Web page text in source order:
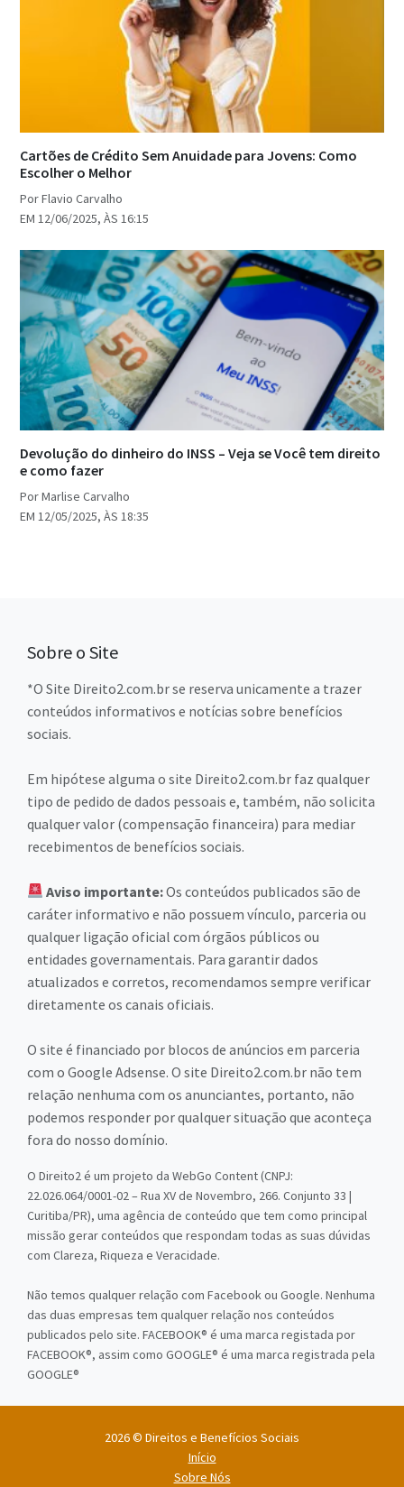
Cartões de Crédito Sem Anuidade para Jovens: Como
Escolher o Melhor
Por Flavio Carvalho
EM 12/06/2025, ÀS 16:15
Devolução do dinheiro do INSS – Veja se Você tem direito
e como fazer
Por Marlise Carvalho
EM 12/05/2025, ÀS 18:35
Sobre o Site
*O Site Direito2.com.br se reserva unicamente a trazer
conteúdos informativos e notícias sobre benefícios
sociais.
Em hipótese alguma o site Direito2.com.br faz qualquer
tipo de pedido de dados pessoais e, também, não solicita
qualquer valor (compensação financeira) para mediar
recebimentos de benefícios sociais.
Aviso importante:Os conteúdos publicados são de
caráter informativo e não possuem vínculo, parceria ou
qualquer ligação oficial com órgãos públicos ou
entidades governamentais. Para garantir dados
atualizados e corretos, recomendamos sempre verificar
diretamente os canais oficiais.
O site é financiado por blocos de anúncios em parceria
com o Google Adsense. O site Direito2.com.br não tem
relação nenhuma com os anunciantes, portanto, não
podemos responder por qualquer situação que aconteça
fora do nosso domínio.
O Direito2 é um projeto da WebGo Content (CNPJ:
22.026.064/0001-02 – Rua XV de Novembro, 266. Conjunto 33 |
Curitiba/PR), uma agência de conteúdo que tem como principal
missão gerar conteúdos que respondam todas as suas dúvidas
com Clareza, Riqueza e Veracidade.
Não temos qualquer relação com Facebook ou Google. Nenhuma
das duas empresas tem qualquer relação nos conteúdos
publicados pelo site. FACEBOOK® é uma marca registada por
FACEBOOK®, assim como GOOGLE® é uma marca registrada pela
GOOGLE®
2026 © Direitos e Benefícios Sociais
Início
Sobre Nós